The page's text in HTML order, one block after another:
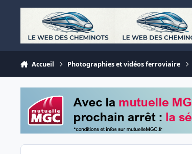
Aller au contenu
Accueil Photographies et vidéos ferroviaire